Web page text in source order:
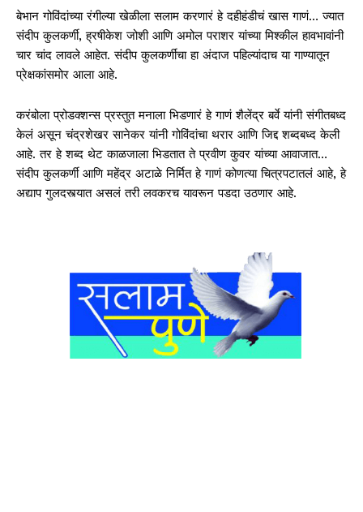
बेभान गोविंदांच्या रंगील्या खेळीला सलाम करणारं हे दहीहंडीचं खास गाणं… ज्यात
संदीप कुलकर्णी, ह्रषीकेश जोशी आणि अमोल पराशर यांच्या मिश्कील हावभावांनी
चार चांद लावले आहेत. संदीप कुलकर्णींचा हा अंदाज पहिल्यांदाच या गाण्यातून
प्रेक्षकांसमोर आला आहे.
करंबोला प्रोडक्शन्स प्रस्तुत मनाला भिडणारं हे गाणं शैलेंद्र बर्वे यांनी संगीतबध्द
केलं असून चंद्रशेखर सानेकर यांनी गोविंदांचा थरार आणि जिद्द शब्दबध्द केली
आहे. तर हे शब्द थेट काळजाला भिडतात ते प्रवीण कुवर यांच्या आवाजात…
संदीप कुलकर्णी आणि महेंद्र अटाळे निर्मित हे गाणं कोणत्या चित्रपटातलं आहे, हे
अद्याप गुलदस्त्यात असलं तरी लवकरच यावरून पडदा उठणार आहे.